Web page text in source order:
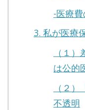
-医療
3. 私が医療
（１
は公的
（２
不透明